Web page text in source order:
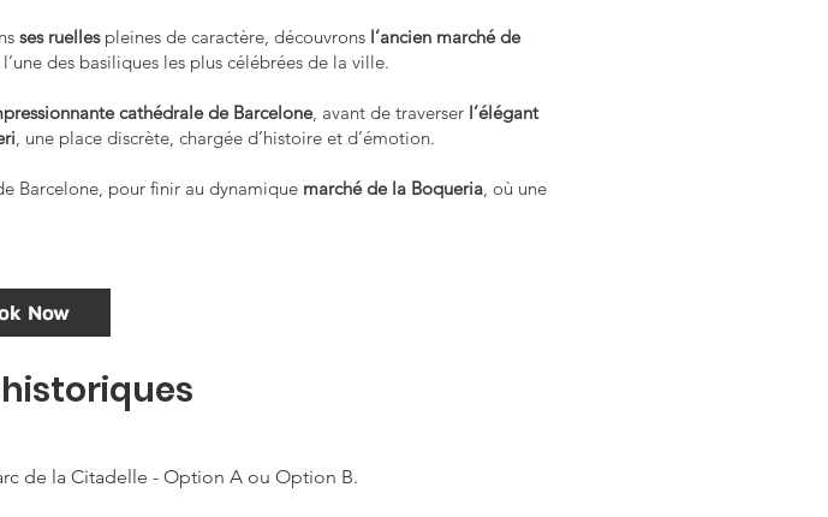
ses ruellespleines de caractère, découvrons l’ancien marché de
l’une des basiliques les plus célébrées de la ville.
cathédrale de Barcelone, avant de traverser l’élégant
, une place discrète, chargée d’histoire et d’émotion.
Barcelone, pour finir au dynamique marché de la Boqueria, où une
Now
de la Citadelle - Option A ou Option B.